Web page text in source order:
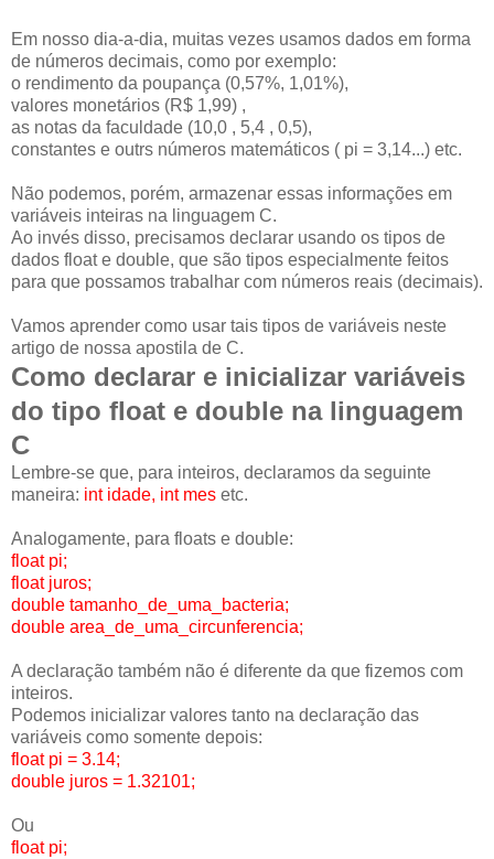
Em nosso dia-a-dia, muitas vezes usamos dados em forma
de números decimais, como por exemplo:
o rendimento da poupança (0,57%, 1,01%),
valores monetários (R$ 1,99) ,
as notas da faculdade (10,0 , 5,4 , 0,5),
constantes e outrs números matemáticos ( pi = 3,14...) etc.
Não podemos, porém, armazenar essas informações em
variáveis inteiras na linguagem C.
Ao invés disso, precisamos declarar usando os tipos de
dados float e double, que são tipos especialmente feitos
para que possamos trabalhar com números reais (decimais).
Vamos aprender como usar tais tipos de variáveis neste
artigo de nossa apostila de C.
Como declarar e inicializar variáveis
do tipo float e double na linguagem
C
Lembre-se que, para inteiros, declaramos da seguinte
maneira: int idade, int mes etc.
Analogamente, para floats e double:
float pi;
float juros;
double tamanho_de_uma_bacteria;
double area_de_uma_circunferencia;
A declaração também não é diferente da que fizemos com
inteiros.
Podemos inicializar valores tanto na declaração das
variáveis como somente depois:
float pi = 3.14;
double juros = 1.32101;
Ou
float pi;